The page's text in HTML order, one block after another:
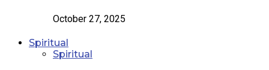
October 27, 2025
Spiritual
Spiritual